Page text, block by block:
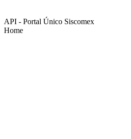
API - Portal Único Siscomex
Home